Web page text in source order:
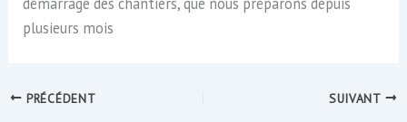
plusieurs mois
PRÉCÉDENT SUIVANT